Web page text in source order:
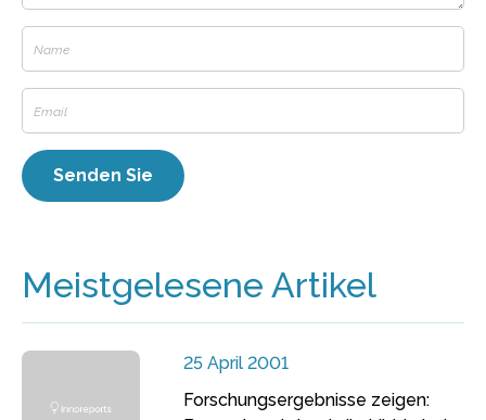
Meistgelesene Artikel
25 April 2001
Forschungsergebnisse zeigen: